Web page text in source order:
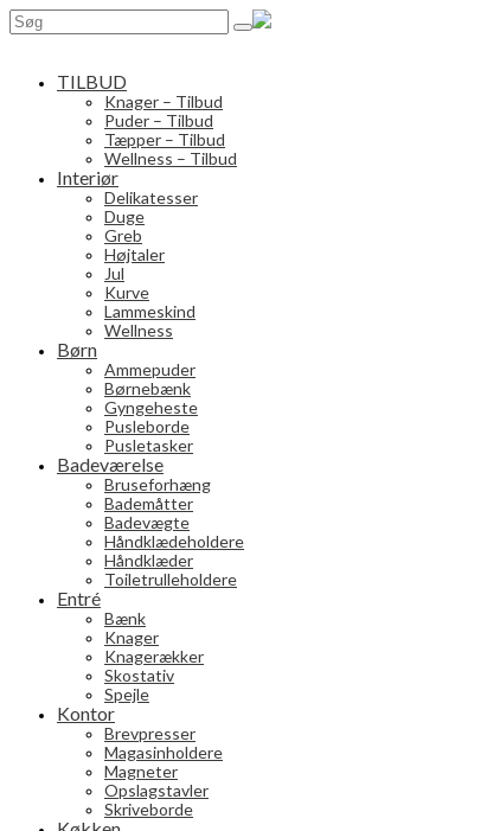
Search
for:
TILBUD
Knager – Tilbud
Puder – Tilbud
Tæpper – Tilbud
Wellness – Tilbud
Interiør
Delikatesser
Duge
Greb
Højtaler
Jul
Kurve
Lammeskind
Wellness
Børn
Ammepuder
Børnebænk
Gyngeheste
Pusleborde
Pusletasker
Badeværelse
Bruseforhæng
Bademåtter
Badevægte
Håndklædeholdere
Håndklæder
Toiletrulleholdere
Entré
Bænk
Knager
Knagerækker
Skostativ
Spejle
Kontor
Brevpresser
Magasinholdere
Magneter
Opslagstavler
Skriveborde